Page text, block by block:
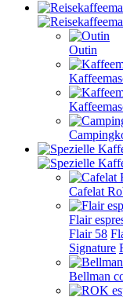
Outin
Cafelat
Flair
Flair 58
Signature
Bellman